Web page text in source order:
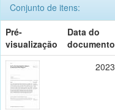
Conjunto de itens:
Pré-
visualização
Data do
documento
2023